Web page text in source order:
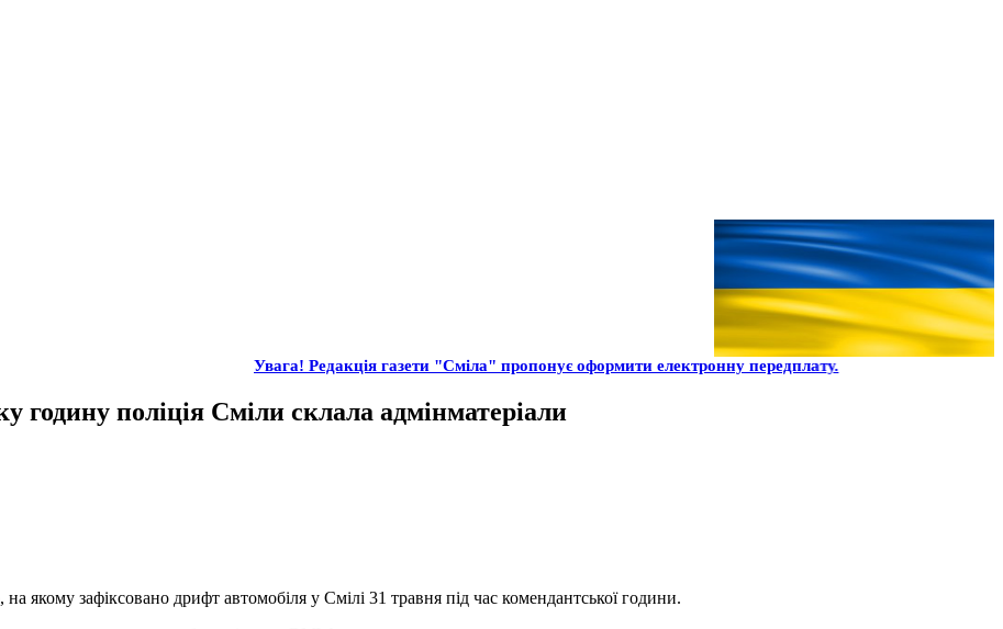
Увага! Редакція газети "Сміла" пропонує оформити електронну передплату.
поліція Сміли склала адмінматеріали
якому зафіксовано дрифт автомобіля у Смілі 31 травня під час комендантської години.